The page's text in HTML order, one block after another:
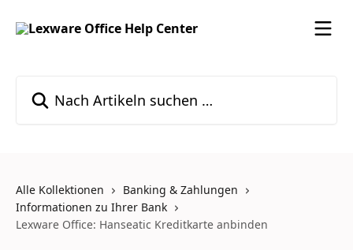
Alle Kollektionen
Banking & Zahlungen
Informationen zu Ihrer Bank
Lexware Office: Hanseatic Kreditkarte anbinden